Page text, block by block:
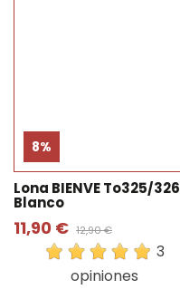
8%
Lona BIENVE To325/326
Blanco
11,90 € 12,90 €
3
opiniones